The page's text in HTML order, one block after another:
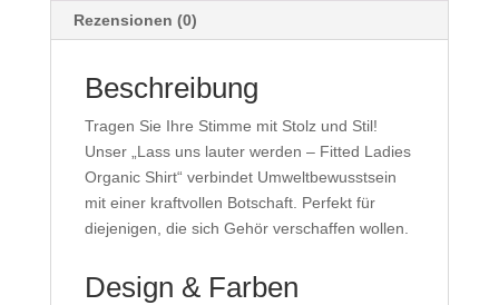
Rezensionen (0)
Beschreibung
Tragen Sie Ihre Stimme mit Stolz und Stil!
Unser „Lass uns lauter werden – Fitted Ladies
Organic Shirt“ verbindet Umweltbewusstsein
mit einer kraftvollen Botschaft. Perfekt für
diejenigen, die sich Gehör verschaffen wollen.
Design & Farben